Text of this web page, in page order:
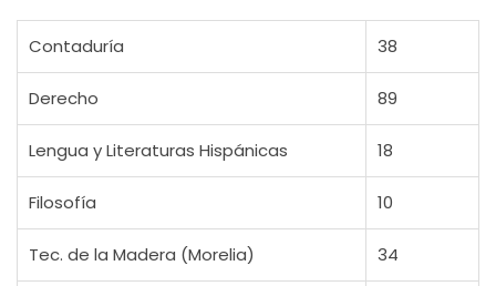
Contaduría 38
Derecho 89
Lengua y Literaturas Hispánicas 18
Filosofía 10
Tec. de la Madera (Morelia) 34